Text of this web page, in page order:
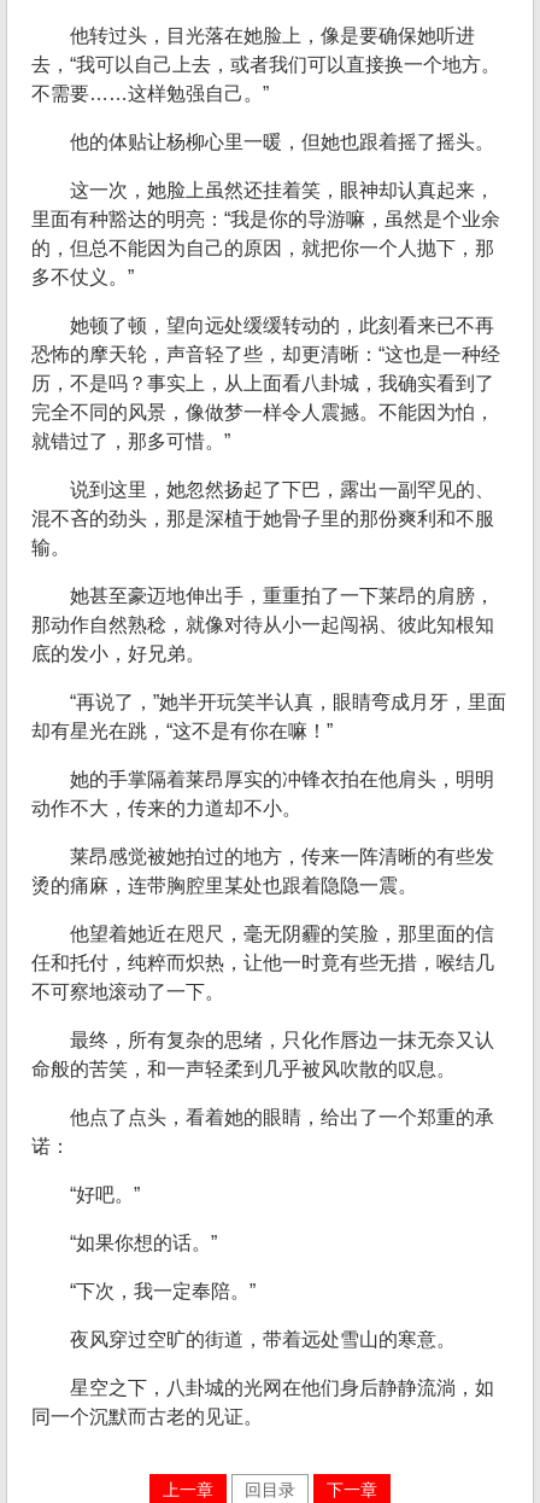
他转过头，目光落在她脸上，像是要确保她听进
去，“我可以自己上去，或者我们可以直接换一个地方。
不需要……这样勉强自己。”
他的体贴让杨柳心里一暖，但她也跟着摇了摇头。
这一次，她脸上虽然还挂着笑，眼神却认真起来，
里面有种豁达的明亮：“我是你的导游嘛，虽然是个业余
的，但总不能因为自己的原因，就把你一个人抛下，那
多不仗义。”
她顿了顿，望向远处缓缓转动的，此刻看来已不再
恐怖的摩天轮，声音轻了些，却更清晰：“这也是一种经
历，不是吗？事实上，从上面看八卦城，我确实看到了
完全不同的风景，像做梦一样令人震撼。不能因为怕，
就错过了，那多可惜。”
说到这里，她忽然扬起了下巴，露出一副罕见的、
混不吝的劲头，那是深植于她骨子里的那份爽利和不服
输。
她甚至豪迈地伸出手，重重拍了一下莱昂的肩膀，
那动作自然熟稔，就像对待从小一起闯祸、彼此知根知
底的发小，好兄弟。
“再说了，”她半开玩笑半认真，眼睛弯成月牙，里面
却有星光在跳，“这不是有你在嘛！”
她的手掌隔着莱昂厚实的冲锋衣拍在他肩头，明明
动作不大，传来的力道却不小。
莱昂感觉被她拍过的地方，传来一阵清晰的有些发
烫的痛麻，连带胸腔里某处也跟着隐隐一震。
他望着她近在咫尺，毫无阴霾的笑脸，那里面的信
任和托付，纯粹而炽热，让他一时竟有些无措，喉结几
不可察地滚动了一下。
最终，所有复杂的思绪，只化作唇边一抹无奈又认
命般的苦笑，和一声轻柔到几乎被风吹散的叹息。
他点了点头，看着她的眼睛，给出了一个郑重的承
诺：
“好吧。”
“如果你想的话。”
“下次，我一定奉陪。”
夜风穿过空旷的街道，带着远处雪山的寒意。
星空之下，八卦城的光网在他们身后静静流淌，如
同一个沉默而古老的见证。
上一章 回目录 下一章